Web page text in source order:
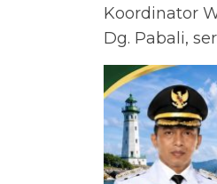
Koordinator
Dg. Pabali,